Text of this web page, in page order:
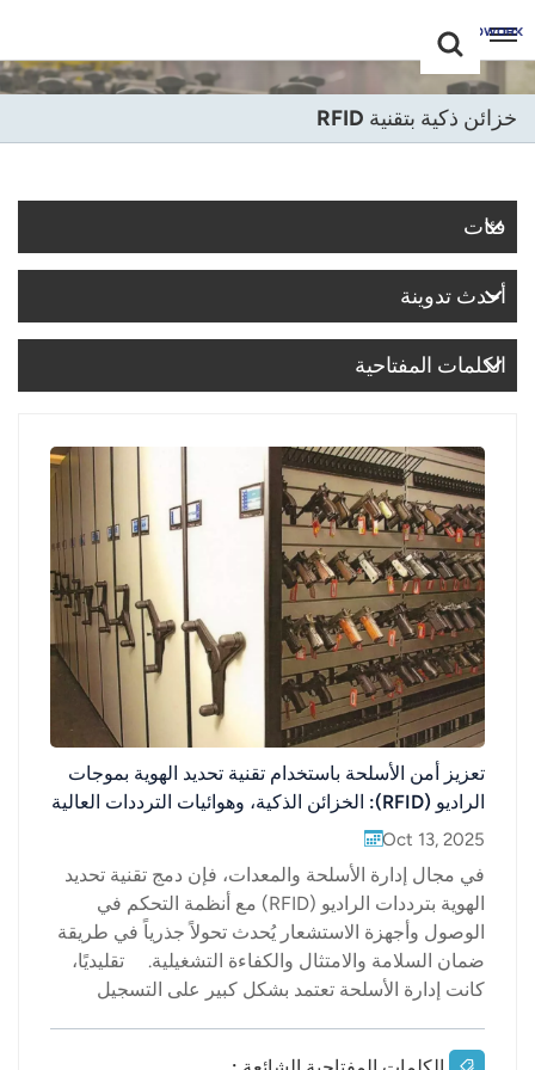
+86 -18681515767
English
Français
Deutsch
Italiano
Português
Nederland
عربي
日语
한국어
Türk
Ελληνικά
Melayu
Polski
แบบไทย
Indonesia
خزائن ذكية بتقنية RFID
فئات
أحدث تدوينة
الكلمات المفتاحية
تعزيز أمن الأسلحة باستخدام تقنية تحديد الهوية بموجات
الراديو (RFID): الخزائن الذكية، وهوائيات الترددات العالية
جدًا (UHF)، والتتبع في الوقت الفعلي
Oct 13, 2025
في مجال إدارة الأسلحة والمعدات، فإن دمج تقنية تحديد
الهوية بترددات الراديو (RFID) مع أنظمة التحكم في
الوصول وأجهزة الاستشعار يُحدث تحولاً جذرياً في طريقة
ضمان السلامة والامتثال والكفاءة التشغيلية. تقليديًا،
كانت إدارة الأسلحة تعتمد بشكل كبير على التسجيل
للأخطاء ويصعب تدقيقها. أما اليوم، ومع إدخال خزائن